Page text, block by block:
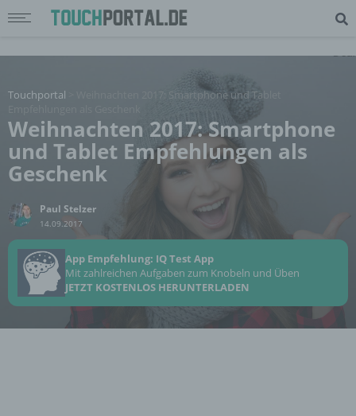
Touchportal
Weihnachten 2017: Smartphone und Tablet
Weihnachten 2017: Smartphone
und Tablet Empfehlungen als
Geschenk
Paul Stelzer
14.09.2017
App Empfehlung: IQ Test App
Mit zahlreichen Aufgaben zum Knobeln und Üben
JETZT KOSTENLOS HERUNTERLADEN